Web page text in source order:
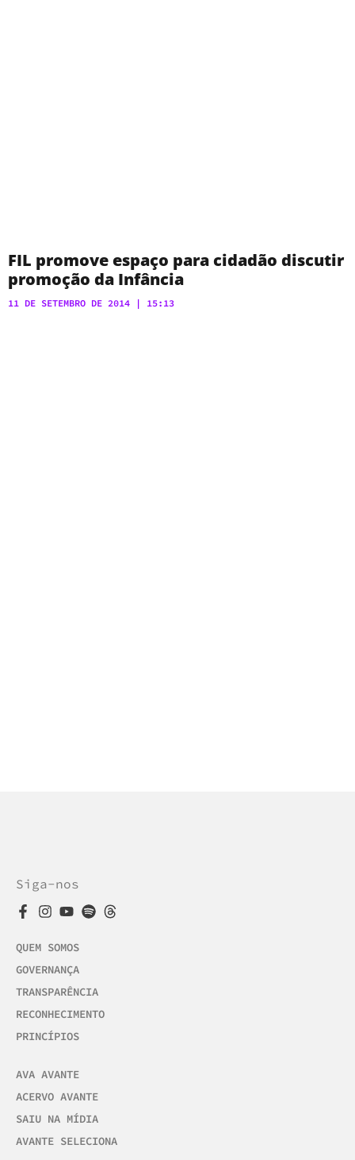
FIL promove espaço para cidadão discutir
promoção da Infância
11 DE SETEMBRO DE 2014 15:13
Siga-nos
QUEM SOMOS
GOVERNANÇA
TRANSPARÊNCIA
RECONHECIMENTO
PRINCÍPIOS
AVA AVANTE
ACERVO AVANTE
SAIU NA MÍDIA
AVANTE SELECIONA